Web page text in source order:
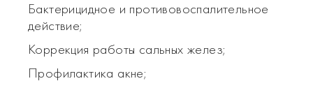
Бактерицидное и противовоспалительное
действие;
Коррекция работы сальных желез;
Профилактика акне;